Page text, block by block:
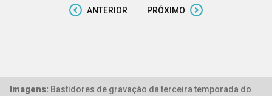
ANTERIOR PRÓXIMO
Imagens: Bastidores de gravação da terceira temporada do